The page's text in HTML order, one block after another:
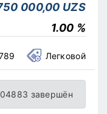
000,00 UZS
1.00 %
Легковой
завершён